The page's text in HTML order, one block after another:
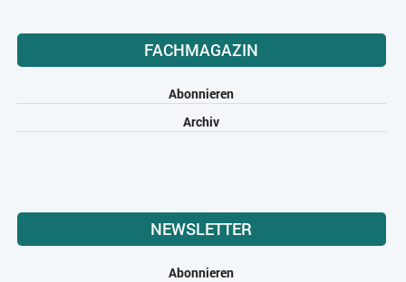
FACHMAGAZIN
Abonnieren
Archiv
NEWSLETTER
Abonnieren